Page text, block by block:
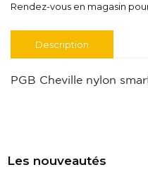
Rendez-vous en magasin
Description
PGB Cheville nylon
Les nouveautés